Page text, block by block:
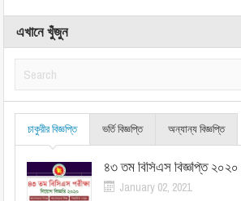
এখানে খুঁজুন
চাকুরীর বিজ্ঞপ্তি ভর্তি বিজ্ঞপ্তি অন্যান্য বিজ্ঞপ্তি
৪৩ তম বিসিএস বিজ্ঞপ্তি
January 02, 2021